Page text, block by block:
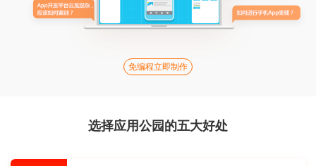
免编程立即制作
选择应用公园的五大好处